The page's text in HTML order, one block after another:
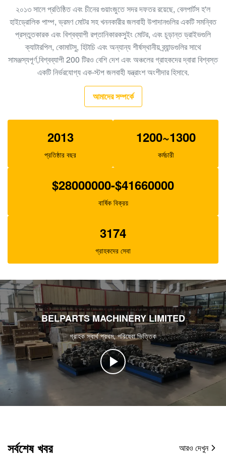
প্রধান পাম্প
খননকারীর EC140B XCM150 ভ্রমণ গিয়ারবক্স MBEB170
VOE14573820 ভ্রমণ হ্রাস
খননকারীর EC460 পাইলট পাম্প হাইড্রোলিক গিয়ার পাম্প SA8230-
খননকারক SK140-8 SK140SR ট্র্যাভেল গিয়ারবক্স
বেলপার্টস এসবিএস 140 খননকারী পাইলট পাম্প E325C E324 200-
3343 এর জন্য
২০১৩ সালে প্রতিষ্ঠিত এবং চীনের গুয়াংজুতে সদর দফতর রয়েছে, বেলপার্টস হ'ল
হাইড্রোলিক পাম্প, ভ্রমণ মোটর সহ খননকারীর জলবাহী উপাদানগুলির একটি সমন্বিত
প্রস্তুতকারক এবং বিশ্বব্যাপী রপ্তানিকারকসুইং মোটর, এবং চূড়ান্ত ড্রাইভগুলি
ক্যাটারপিল, কোমাটসু, হিটাচি এবং অন্যান্য শীর্ষস্থানীয় ব্র্যান্ডগুলির সাথে
সামঞ্জস্যপূর্ণ,বিশ্বব্যাপী 200 টিরও বেশি দেশ এবং অঞ্চলের গ্রাহকদের দ্বারা বিশ্বস্ত
একটি নির্ভরযোগ্য এক-স্টপ জলবাহী যন্ত্রাংশ অংশীদার হিসাবে.
আমাদের সম্পর্কে
2013
প্রতিষ্ঠার বছর
1200~1300
কর্মচারী
$28000000-$41660000
বার্ষিক বিক্রয়
3174
গ্রাহকদের সেবা
BELPARTS MACHINERY LIMITED
গ্রাহক স্বার্থ প্রথম, পরিষেবা ভিত্তিক
সর্বশেষ খবর আরও দেখুন